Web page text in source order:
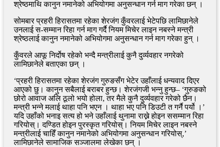
श्रेष्ठमाथि कानुन नमानेको अभियोगमा अनुसन्धान गर्न माग गरेका छन् ।
सोमबार प्रहरी हिरासतमा रहेका शेरजंग कुँवरलाई भेटेपछि लामिछानेले
उनलाई स-सम्मान रिहा गर्न माग गर्दै नियम मिचेर लाइन नबस्ने मन्त्री
श्रेष्ठलाई कानुन नमानेको अभियोगमा अनुसन्धान गर्न माग गरेका हुन् ।
कुँवरले आफू निर्दोष रहेको भन्दै मन्त्रीलाई कुनै दुर्व्यवहार नगरेको
लामिछानेले बताएका छन् ।
‘प्रहरी हिरासतमा रहेका शेरजंग गुरुङसँग भेटेर उहाँलाई धन्यवाद दिएर
आएको छु। कानुन सबैलाई बराबर हुन्छ। शेरजंगजी भन्नु हुन्छ– ‘गुरुङको
छोरो आवाज अलि ठूलो भयो होला, तर मैले कुनै दुर्व्यवहार गरेको छैन।
मन्त्री भन्ने मलाई थाहा पनि भएन । थाहा भए पनि डिउटी त गर्नै पर्यो ।’
यदि उहाँको भनाइ सत्य हो भने उहाँलाई थुनामा राख्ने होइन ससम्मान रिहा
गरियोस्। दण्डित होइन पुरस्कृत गरियोस्। नियम मिचेर लाइन नबस्ने
मन्त्रीलाई चाहिँ कानुन नमानेको अभियोगमा अनुसन्धान गरियोस्,’
लामिछानेले सामाजिक सञ्जालमा लेखेका छन् ।